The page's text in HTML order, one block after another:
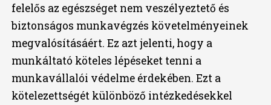
felelős az egészséget nem veszélyeztető és
biztonságos munkavégzés követelményeinek
megvalósításáért. Ez azt jelenti, hogy a
munkáltató köteles lépéseket tenni a
munkavállalói védelme érdekében. Ezt a
kötelezettségét különböző intézkedésekkel